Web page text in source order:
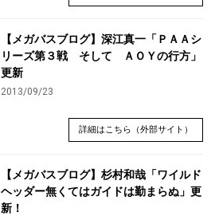
【メガバスブログ】深江真一「ＰＡＡシ
リーズ第３戦 そして ＡＯＹの行方」
更新
2013/09/23
詳細はこちら（外部サイト）
【メガバスブログ】杉村和哉「ワイルド
ヘッダー無くてはガイドは勤まらぬ」更
新！